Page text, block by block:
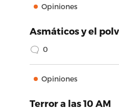
Opiniones
Asmáticos y el
0
Opiniones
Terror a las 10 AM